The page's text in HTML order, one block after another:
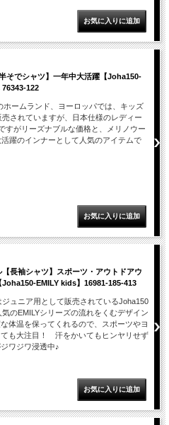
そでシャツ】一年中大活躍【Joha150-
122
ホームランド、ヨーロッパでは、キッズ
売されていますが、日本仕様のレディー
すがリーズナブルな価格と、メリノウー
躍のインナーとして人気のアイテムで
【長袖シャツ】スポーツ・アウトドアウ
Joha150-EMILY kids】16981-185-413
ジュニア用として販売されているJoha150
のEMILYシリーズの流れをくむデザイン
体温を保ってくれるので、スポーツやヨ
も大注目！ 汗をかいてもヒンヤリせず
ワジワ浸透中♪